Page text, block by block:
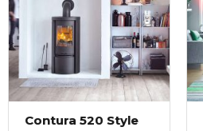
Contura 520 Style